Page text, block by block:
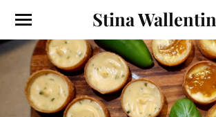
Stina Wallentin